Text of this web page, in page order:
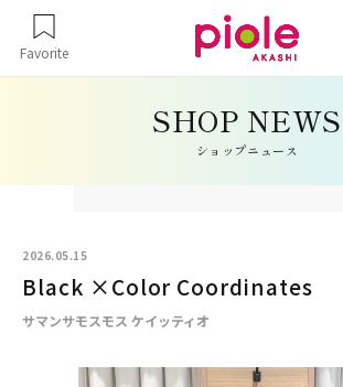
Favorite
ショップニュース
2026.05.15
Black ×Color Coordinates
サマンサモスモス ケイッティオ